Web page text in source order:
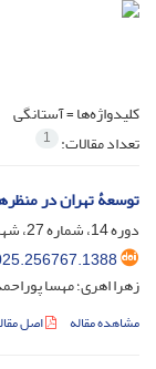
کلیدواژه‌ها =آستانگی
تعداد مقالات: 1
توسعۀ تهران در
دوره 14، شماره 27، شهریور 1404، صفحه
زهرا اهری؛ مهسا
مشاهده مقاله اصل